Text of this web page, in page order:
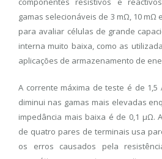
gamas selecionáveis ​​de 3 mΩ, 10 mΩ
para avaliar células de grande
interna muito baixa, como as
aplicações de armazenamento de
A corrente máxima de teste é de
diminui nas gamas mais elevadas
impedância mais baixa é de 0,1 μΩ.
de quatro pares de terminais usa
os erros causados ​​pela